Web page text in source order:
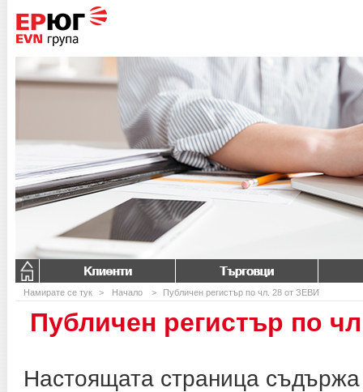
Клиенти Търговци
Намирате се тук > Начало > Публичен регистър по чл. 28 от ЗЕВИ
Публичен регистър по
Настоящата страница